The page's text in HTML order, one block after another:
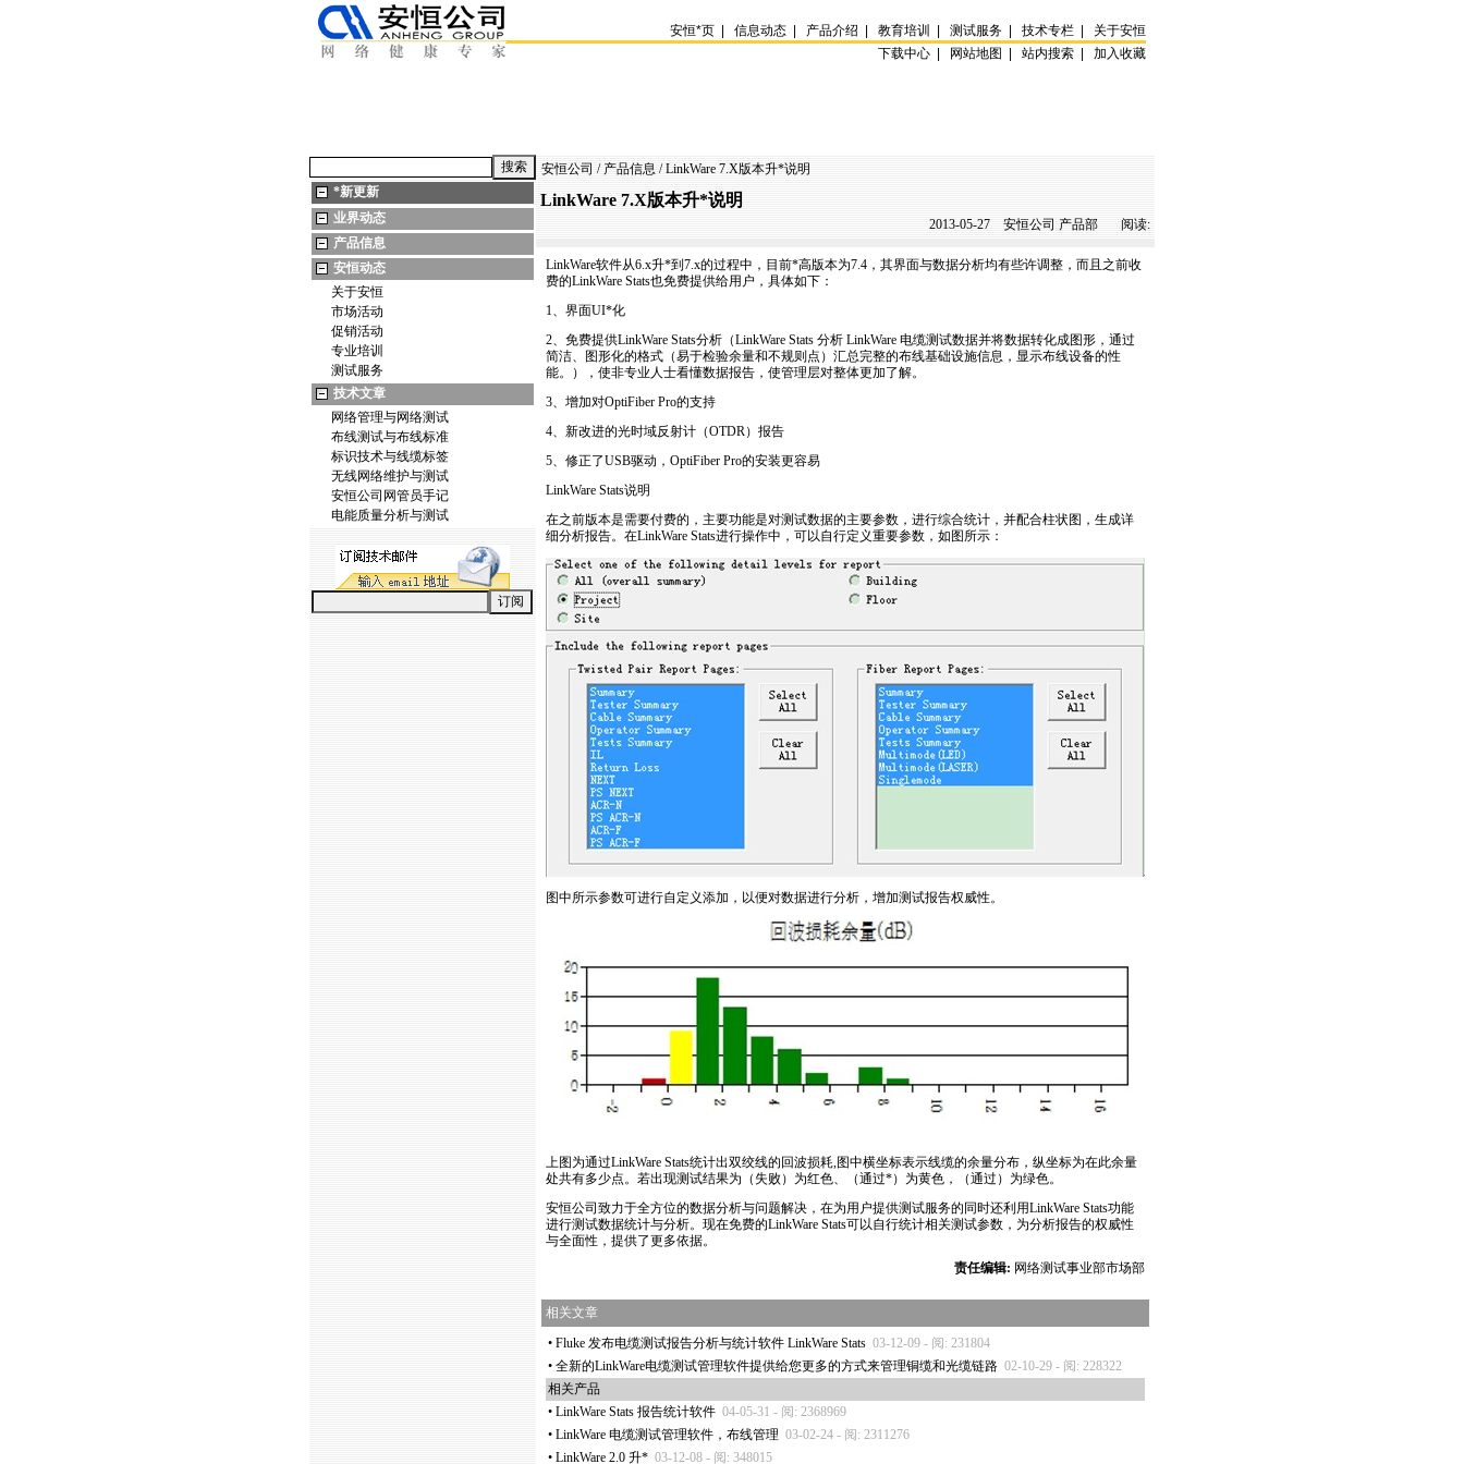
安恒*页 信息动态 产品介绍 教育培训 测试服务 技术专栏
关于安恒
下载中心 |
网站地图 站内搜索 加入收藏
*新更新
业界动态
产品信息
安恒动态
关于安恒
市场活动
促销活动
专业培训
测试服务
技术文章
网络管理与网络测试
布线测试与布线标准
标识技术与线缆标签
无线网络维护与测试
安恒公司网管员手记
电能质量分析与测试
安恒公司 / 产品信息 / LinkWare 7.X版本升*说明
LinkWare 7.X版本升*说明
2013-05-27 安恒公司 产品部 阅读:
LinkWare软件从6.x升*到7.x的过程中，目前*高版本为7.4，其界面与数据分析均有些许调整，而且之前收
费的LinkWare Stats也免费提供给用户，具体如下：
1、界面UI*化
2、免费提供LinkWare Stats分析（LinkWare Stats 分析 LinkWare 电缆测试数据并将数据转化成图形，通过
简洁、图形化的格式（易于检验余量和不规则点）汇总完整的布线基础设施信息，显示布线设备的性
能。），使非专业人士看懂数据报告，使管理层对整体更加了解。
3、增加对OptiFiber Pro的支持
4、新改进的光时域反射计（OTDR）报告
5、修正了USB驱动，OptiFiber Pro的安装更容易
LinkWare Stats说明
在之前版本是需要付费的，主要功能是对测试数据的主要参数，进行综合统计，并配合柱状图，生成详
细分析报告。在LinkWare Stats进行操作中，可以自行定义重要参数，如图所示：
图中所示参数可进行自定义添加，以便对数据进行分析，增加测试报告权威性。
上图为通过LinkWare Stats统计出双绞线的回波损耗,图中横坐标表示线缆的余量分布，纵坐标为在此余量
处共有多少点。若出现测试结果为（失败）为红色、（通过*）为黄色，（通过）为绿色。
安恒公司致力于全方位的数据分析与问题解决，在为用户提供测试服务的同时还利用LinkWare Stats功能
进行测试数据统计与分析。现在免费的LinkWare Stats可以自行统计相关测试参数，为分析报告的权威性
与全面性，提供了更多依据。
责任编辑: 网络测试事业部市场部
相关文章
• Fluke 发布电缆测试报告分析与统计软件 LinkWare Stats 03-12-09 - 阅: 231804
• 全新的LinkWare电缆测试管理软件提供给您更多的方式来管理铜缆和光缆链路 02-10-29 - 阅: 228322
相关产品
• LinkWare Stats 报告统计软件 04-05-31 - 阅: 2368969
• LinkWare 电缆测试管理软件，布线管理 03-02-24 - 阅: 2311276
• LinkWare 2.0 升* 03-12-08 - 阅: 348015